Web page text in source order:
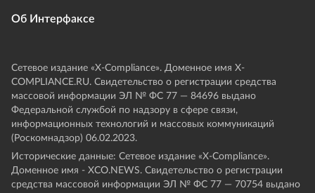
Об Интерфаксе
Сетевое издание «Х-Compliance». Доменное имя X-
COMPLIANCE.RU. Свидетельство о регистрации средства
массовой информации ЭЛ № ФС 77 — 84696 выдано
Федеральной службой по надзору в сфере связи,
информационных технологий и массовых коммуникаций
(Роскомнадзор) 06.02.2023.
Исторические данные: Сетевое издание «Х-Compliance».
Доменное имя - XCO.NEWS. Свидетельство о регистрации
средства массовой информации ЭЛ № ФС 77 — 70754 выдано